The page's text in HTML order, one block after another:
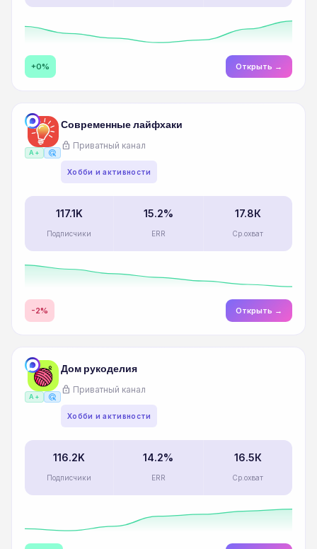
+0% Открыть →
A+ ads_click
Современные лайфхаки
lock Приватный канал
Хобби и активности
117.1K
Подписчики
15.2%
ERR
17.8К
Ср.охват
-2% Открыть →
A+ ads_click
Дом рукоделия
lock Приватный канал
Хобби и активности
116.2K
Подписчики
14.2%
ERR
16.5К
Ср.охват